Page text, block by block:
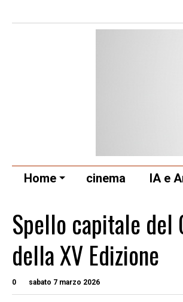
Home cinema IA e
Spello capitale del
della XV Edizione
0 sabato 7 marzo 2026